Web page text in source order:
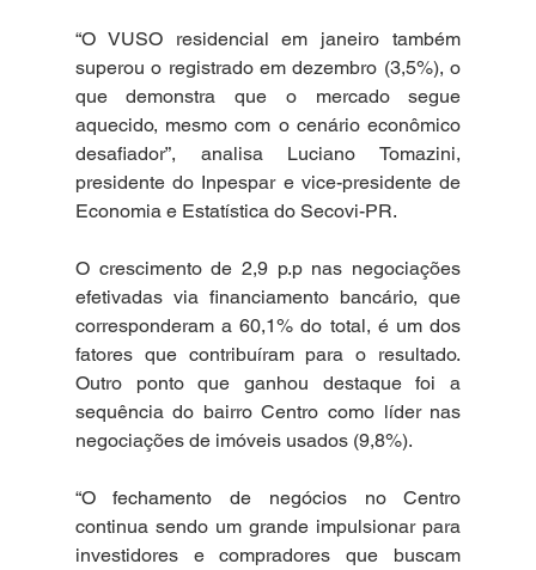
“O VUSO residencial em janeiro também
superou o registrado em dezembro (3,5%), o
que demonstra que o mercado segue
aquecido, mesmo com o cenário econômico
desafiador”, analisa Luciano Tomazini,
presidente do Inpespar e vice-presidente de
Economia e Estatística do Secovi-PR.
O crescimento de 2,9 p.p nas negociações
efetivadas via financiamento bancário, que
corresponderam a 60,1% do total, é um dos
fatores que contribuíram para o resultado.
Outro ponto que ganhou destaque foi a
sequência do bairro Centro como líder nas
negociações de imóveis usados (9,8%).
“O fechamento de negócios no Centro
continua sendo um grande impulsionar para
investidores e compradores que buscam